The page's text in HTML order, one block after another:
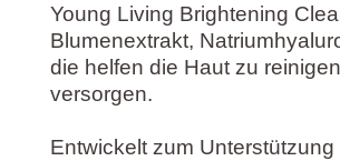
Young Living Brightening
Blumenextrakt,
die helfen die Haut zu
versorgen.
Entwickelt zum